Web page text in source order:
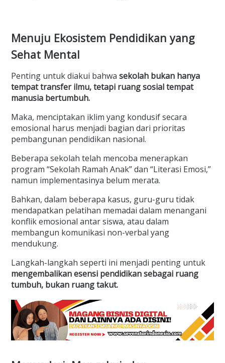
Menuju Ekosistem Pendidikan yang
Sehat Mental
Penting untuk diakui bahwa sekolah bukan hanya
tempat transfer ilmu, tetapi ruang sosial tempat
manusia bertumbuh.
Maka, menciptakan iklim yang kondusif secara
emosional harus menjadi bagian dari prioritas
pembangunan pendidikan nasional.
Beberapa sekolah telah mencoba menerapkan
program “Sekolah Ramah Anak” dan “Literasi Emosi,”
namun implementasinya belum merata.
Bahkan, dalam beberapa kasus, guru-guru tidak
mendapatkan pelatihan memadai dalam menangani
konflik emosional antar siswa, atau dalam
membangun komunikasi non-verbal yang
mendukung.
Langkah-langkah seperti ini menjadi penting untuk
mengembalikan esensi pendidikan sebagai ruang
tumbuh, bukan ruang takut.